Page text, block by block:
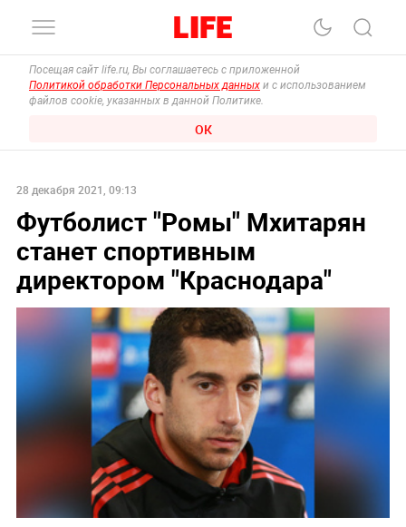
Посещая сайт life.ru, Вы соглашаетесь с приложенной
Политикой обработки Персональных данных и с использованием
файлов cookie, указанных в данной Политике.
ОК
28 декабря 2021, 09:13
Футболист "Ромы" Мхитарян
станет спортивным
директором "Краснодара"